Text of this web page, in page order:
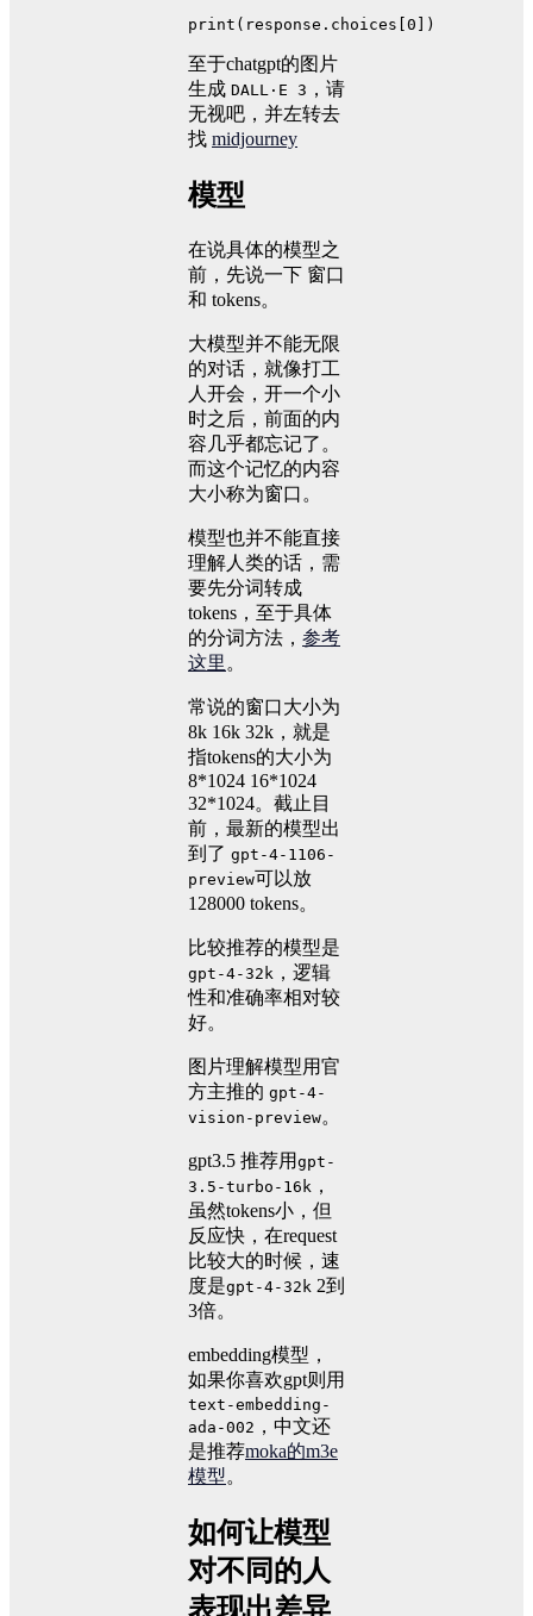
print (response.choices[ 0 ])
至于chatgpt的图片
生成 DALL·E 3 ，请
无视吧，并左转去
找 midjourney
模型
在说具体的模型之
前，先说一下 窗口
和 tokens。
大模型并不能无限
的对话，就像打工
人开会，开一个小
时之后，前面的内
容几乎都忘记了。
而这个记忆的内容
大小称为窗口。
模型也并不能直接
理解人类的话，需
要先分词转成
tokens，至于具体
的分词方法， 参考
这里 。
常说的窗口大小为
8k 16k 32k，就是
指tokens的大小为
8*1024 16*1024
32*1024。截止目
前，最新的模型出
到了 gpt-4-1106-
preview可以放
128000 tokens。
比较推荐的模型是
gpt-4-32k ，逻辑
性和准确率相对较
好。
图片理解模型用官
方主推的 gpt-4-
vision-preview。
gpt3.5 推荐用 gpt-
3.5-turbo-16k ，
虽然tokens小，但
反应快，在request
比较大的时候，速
度是gpt-4-32k 2到
3倍。
embedding模型，
如果你喜欢gpt则用
text-embedding-
ada-002 ，中文还
是推荐moka的m3e
模型。
如何让模型
对不同的人
表现出差异